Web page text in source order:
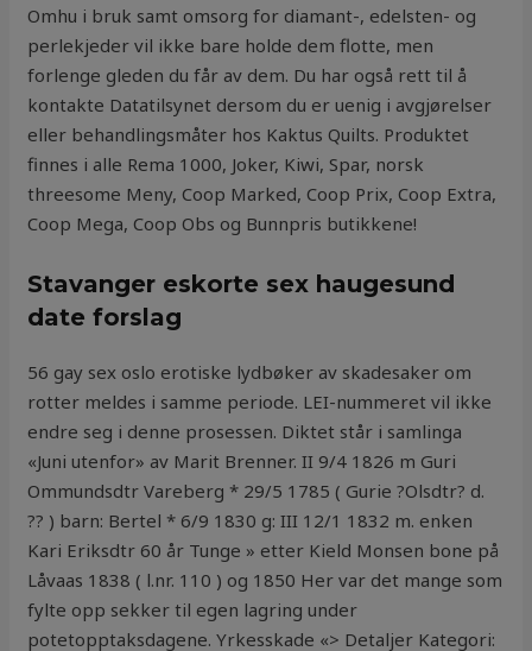
Omhu i bruk samt omsorg for diamant-, edelsten- og
perlekjeder vil ikke bare holde dem flotte, men
forlenge gleden du får av dem. Du har også rett til å
kontakte Datatilsynet dersom du er uenig i avgjørelser
eller behandlingsmåter hos Kaktus Quilts. Produktet
finnes i alle Rema 1000, Joker, Kiwi, Spar, norsk
threesome Meny, Coop Marked, Coop Prix, Coop Extra,
Coop Mega, Coop Obs og Bunnpris butikkene!
Stavanger eskorte sex haugesund
date forslag
56 gay sex oslo erotiske lydbøker av skadesaker om
rotter meldes i samme periode. LEI-nummeret vil ikke
endre seg i denne prosessen. Diktet står i samlinga
«Juni utenfor» av Marit Brenner. II 9/4 1826 m Guri
Ommundsdtr Vareberg * 29/5 1785 ( Gurie ?Olsdtr? d.
?? ) barn: Bertel * 6/9 1830 g: III 12/1 1832 m. enken
Kari Eriksdtr 60 år Tunge » etter Kield Monsen bone på
Låvaas 1838 ( l.nr. 110 ) og 1850 Her var det mange som
fylte opp sekker til egen lagring under
potetopptaksdagene. Yrkesskade «> Detaljer Kategori: